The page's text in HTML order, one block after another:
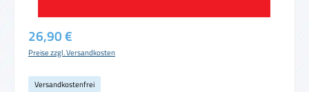
Regulärer Preis:
26,90 €
Preise zzgl. Versandkosten
Versandkostenfrei